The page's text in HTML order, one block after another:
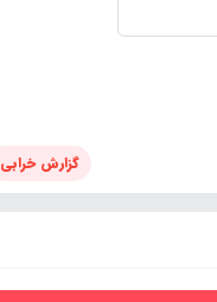
گزارش خرابی